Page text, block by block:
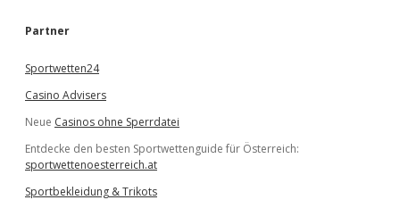
e
Partner
Sportwetten24
Casino Advisers
Neue Casinos ohne Sperrdatei
Entdecke den besten Sportwettenguide für Österreich:
sportwettenoesterreich.at
Sportbekleidung & Trikots